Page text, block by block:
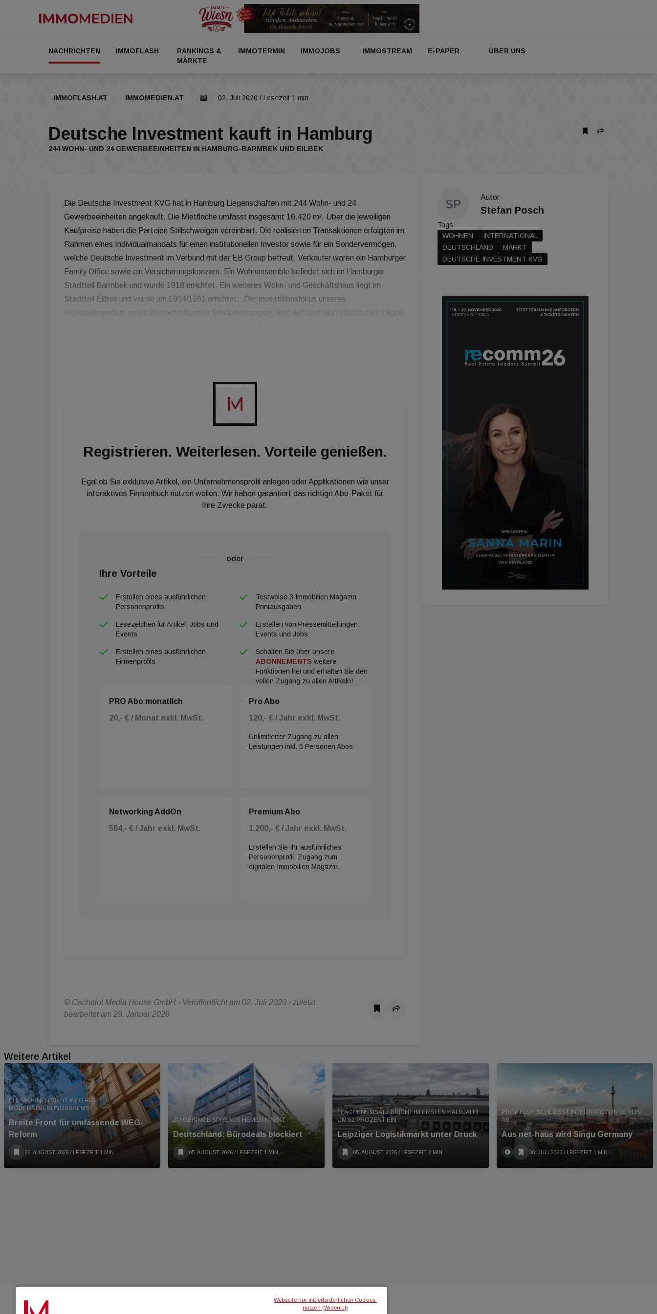
NACHRICHTEN IMMOFLASH
RANKINGS &
MÄRKTE
IMMOTERMIN IMMOJOBS IMMOSTREAM E-PAPER ÜBER UNS
IMMOFLASH.AT IMMOMEDIEN.AT 02. Juli 2020 / Lesezeit 1 min
Deutsche Investment kauft in Hamburg
244 WOHN- UND 24 GEWERBEEINHEITEN IN HAMBURG-BARMBEK UND EILBEK
Die Deutsche Investment KVG hat in Hamburg Liegenschaften mit 244 Wohn- und 24
Gewerbeeinheiten angekauft. Die Mietfläche umfasst insgesamt 16.420 m². Über die jeweiligen
Kaufpreise haben die Parteien Stillschweigen vereinbart. Die realisierten Transaktionen erfolgten im
Rahmen eines Individualmandats für einen institutionellen Investor sowie für ein Sondervermögen,
welche Deutsche Investment im Verbund mit der EB Group betreut. Verkäufer waren ein Hamburger
Family Office sowie ein Versicherungskonzern. Ein Wohnensemble befindet sich im Hamburger
Stadtteil Barmbek und wurde 1918 errichtet. Ein weiteres Wohn- und Geschäftshaus liegt im
Stadtteil Eilbek und wurde um 1954/1961 errichtet. „Der Investitionsfokus unseres
Individualmandats sowie des betreffenden Sondervermögens liegt auf zentralen städtischen Lagen
Investmentchance nutzen und die Liegenschaften für unsere Investoren sichern.“
Registrieren. Weiterlesen. Vorteile genießen.
Egal ob Sie exklusive Artikel, ein Unternehmensprofil anlegen oder Applikationen wie unser
interaktives Firmenbuch nutzen wollen. Wir haben garantiert das richtige Abo-Paket für
Ihre Zwecke parat.
oder
Ihre Vorteile
Erstellen eines ausführlichen
Personenprofils
Testweise 3 Immobilien Magazin
Printausgaben
Lesezeichen für Artikel, Jobs und
Events
Erstellen von Pressemitteilungen,
Events und Jobs
Erstellen eines ausführlichen
Firmenprofils
Schalten Sie über unsere
ABONNEMENTS weitere
Funktionen frei und erhalten Sie den
vollen Zugang zu allen Artikeln!
PRO Abo monatlich
20,- € / Monat exkl. MwSt.
Pro Abo
120,- € / Jahr exkl. MwSt.
Unlimitierter Zugang zu allen
Leistungen inkl. 5 Personen Abos
Networking AddOn
584,- € / Jahr exkl. MwSt.
Premium Abo
1.200,- € / Jahr exkl. MwSt.
Erstellen Sie Ihr ausführliches
Personenprofil, Zugang zum
digitalen Immobilien Magazin
© Cachalot Media House GmbH - Veröffentlicht am 02. Juli 2020 - zuletzt
bearbeitet am 29. Januar 2026
SP
Autor
Stefan Posch
Tags
WOHNEN
INTERNATIONAL
DEUTSCHLAND
MARKT
DEUTSCHE INVESTMENT KVG
Weitere Artikel
EHL WOHNEN SIEHT WEG ALS
MODERNISIERUNGSBREMSE
Breite Front für umfassende WEG-
Reform
06. AUGUST 2026 / LESEZEIT 1 MIN
ZU GERINGE SPREADS HEMEN MARKT
Deutschland: Bürodeals blockiert
05. AUGUST 2026 / LESEZEIT 1 MIN
FLÄCHENUMSATZ BRICHT IM ERSTEN HALBJAHR
UM 61 PROZENT EIN
Leipziger Logistikmarkt unter Druck
05. AUGUST 2026 / LESEZEIT 2 MIN
PROPTECH SCHLIESST INTEGRATION IN BERLIN A
B
Aus net-haus wird Singu Germany
30. JULI 2026 / LESEZEIT 1 MIN
Webseite nur mit erforderlichen Cookies
nutzen (Widerruf)